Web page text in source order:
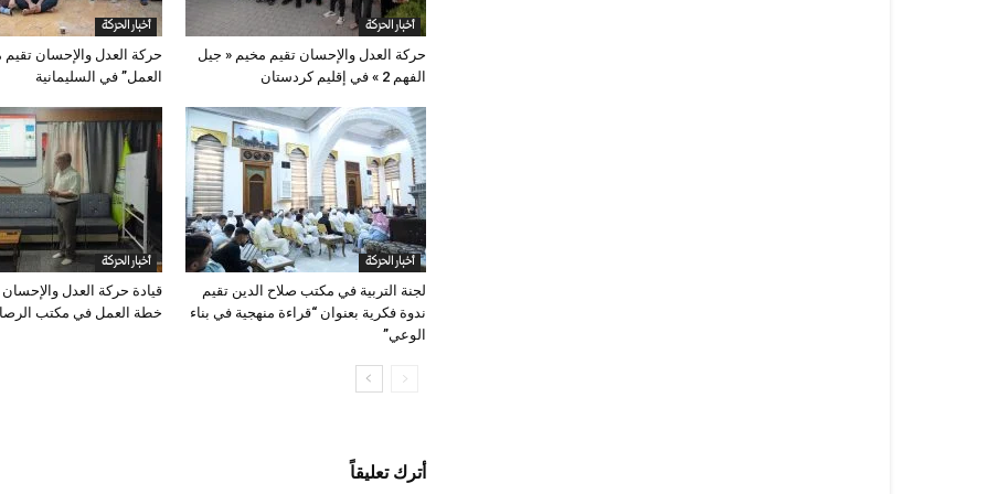
أخبار الحركة
حركة العدل والإحسان
العمل” في السليمانية
أخبار الحركة
حركة العدل والإحسان تقيم مخيم « جيل
الفهم 2 » في إقليم كردستان
أخبار الحركة
قيادة حركة العدل والإحسان
خطة العمل في مكتب
أخبار الحركة
لجنة التربية في مكتب صلاح الدين تقيم
ندوة فكرية بعنوان “قراءة منهجية في بناء
الوعي”
أترك تعليقاً